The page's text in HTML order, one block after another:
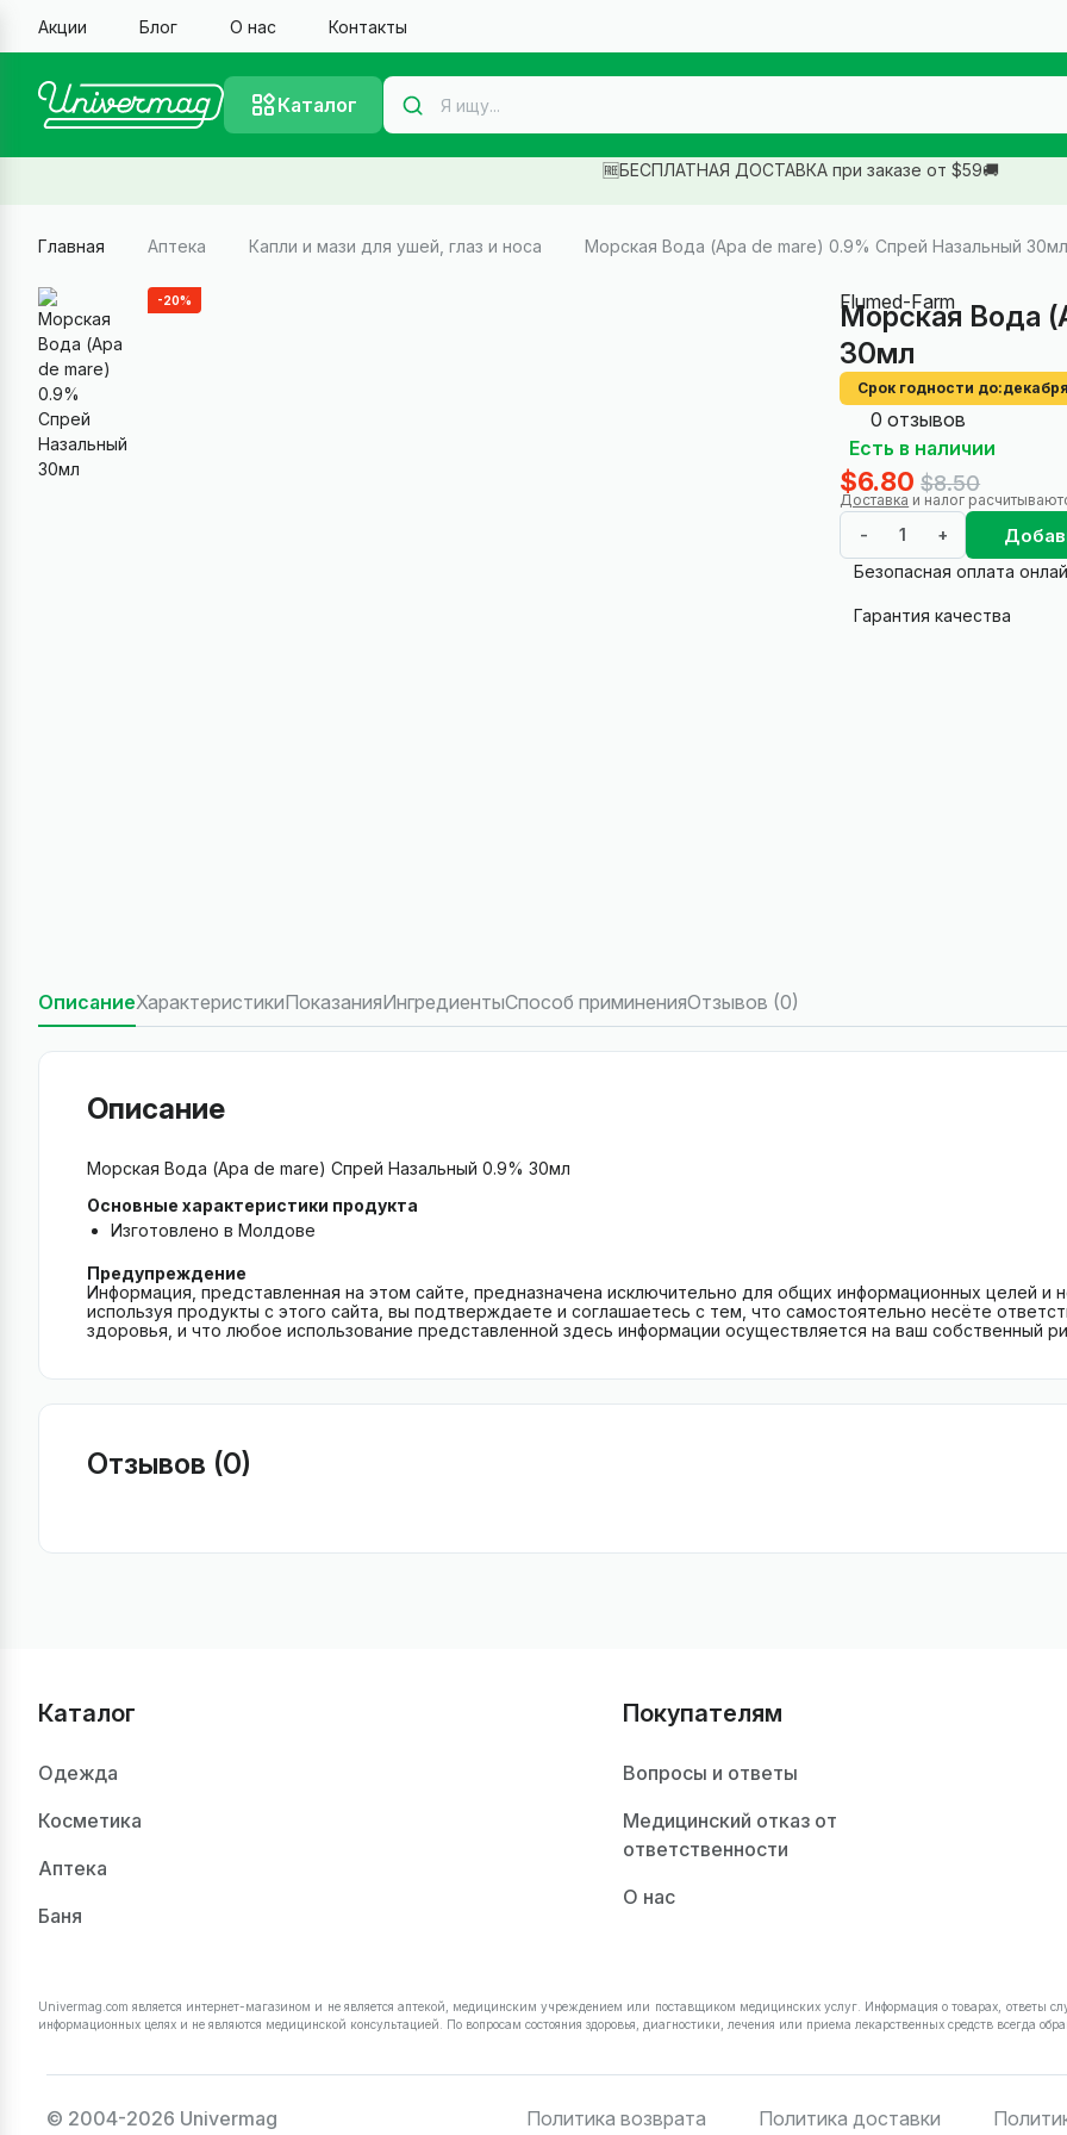
Акции Блог О нас Контакты
Каталог
🆓БЕСПЛАТНАЯ ДОСТАВКА при заказе от $59🚚
Главная Аптека Капли и мази для ушей, глаз и носа Морская Вода (Apa de mare) 0.9% Спрей Назальный 30мл
-20% Flumed-Farm
Морская Вода
30мл
Срок годности до:
0 отзывов
Есть в наличии
$6.80 $8.50
Доставка и налог
- +
Безопасная оплата
Гарантия качества
ОписаниеХарактеристикиПоказанияИнгредиентыСпособ приминенияОтзывов (0)
Описание
Морская Вода (Apa de mare) Спрей Назальный 0.9% 30мл
Основные характеристики продукта
Изготовлено в Молдове
Предупреждение
Информация, представленная на этом сайте, предназначена исключительно для общих информационных целей и
используя продукты с этого сайта, вы подтверждаете и соглашаетесь с тем, что самостоятельно несёте
здоровья, и что любое использование представленной здесь информации осуществляется на ваш собственный
Отзывов (0)
Каталог
Одежда
Косметика
Аптека
Баня
Покупателям
Вопросы и ответы
Медицинский отказ от
ответственности
О нас
Univermag.com является интернет-магазином и не является аптекой, медицинским учреждением или поставщиком медицинских услуг. Информация о товарах, ответы
информационных целях и не являются медицинской консультацией. По вопросам состояния здоровья, диагностики, лечения или приема лекарственных средств всегда
© 2004-2026 Univermag Политика возврата Политика доставки